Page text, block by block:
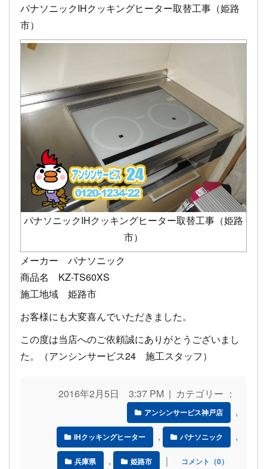
パナソニックIHクッキングヒーター取替工事（姫路
市）
パナソニックIHクッキングヒーター取替工事（姫路
市）
メーカー パナソニック
商品名 KZ-TS60XS
施工地域 姫路市
お客様にも大変喜んでいただきました。
この度は当店へのご依頼誠にありがとうございまし
た。（アンシンサービス24 施工スタッフ）
2016年2月5日 3:37 PM | カテゴリー ：
アンシンサービス神戸店 ,
IHクッキングヒーター , パナソニック ,
兵庫県 , 姫路市 ｜ コメント（0）